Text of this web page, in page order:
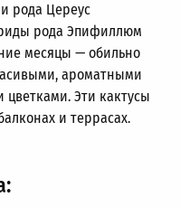
рода Цереус
рода Эпифиллюм
месяцы — обильно
ароматными
Эти кактусы
и террасах.